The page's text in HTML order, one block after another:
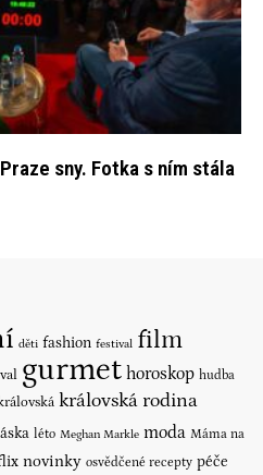
sny. Fotka s ním stála
děti fashion festival film
gurmet horoskop hudba
královská rodina
léto Meghan Markle moda Máma na
novinky osvědčené recepty péče